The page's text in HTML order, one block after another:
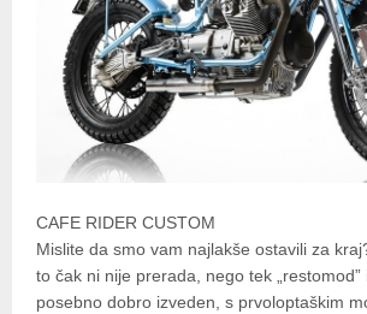
CAFE RIDER CUSTOM
Mislite da smo vam najlakše ostavili za
to čak ni nije prerada, nego tek „restomod”
posebno dobro izveden, s prvoloptaškim